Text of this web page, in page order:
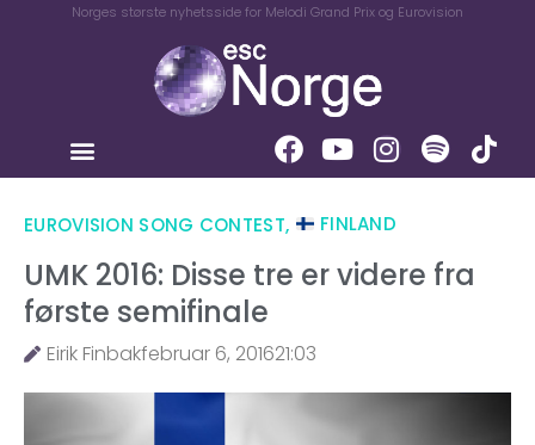
Norges største nyhetsside for Melodi Grand Prix og Eurovision
EUROVISION SONG CONTEST, FINLAND
UMK 2016: Disse tre er videre fra
første semifinale
Eirik Finbakfebruar 6, 201621:03